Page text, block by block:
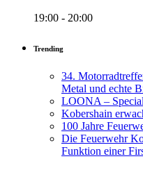
19:00 - 20:00
Trending
34.
Metal und echte
LOONA –
Kobershain
100 Jahre
Die Feuerwehr
Funktion einer